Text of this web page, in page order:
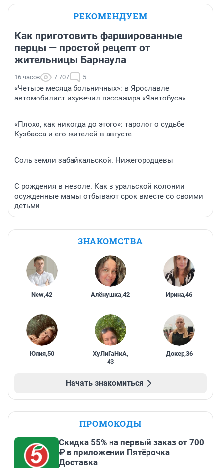
РЕКОМЕНДУЕМ
Как приготовить фаршированные
перцы — простой рецепт от
жительницы Барнаула
16 часов 7 707 5
«Четыре месяца больничных»: в Ярославле
автомобилист изувечил пассажира «Яавтобуса»
«Плохо, как никогда до этого»: таролог о судьбе
Кузбасса и его жителей в августе
Соль земли забайкальской. Нижегородцевы
С рождения в неволе. Как в уральской колонии
осужденные мамы отбывают срок вместе со своими
детьми
ЗНАКОМСТВА
New,42 Алёнушка,42 Ирина,46
Юлия,50 ХуЛиГаНкА,
43
Докер,36
Начать знакомиться
ПРОМОКОДЫ
Скидка 55% на первый заказ от 700
₽ в приложении Пятёрочка
Доставка